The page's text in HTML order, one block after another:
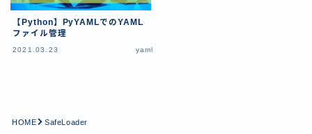
GUI
画像処理
生成AI
tips Pythonのtipsに関する記事用のカテゴリー
【Python】PyYAMLでのYAML
ファイル管理
2021.03.23 yaml
HOME SafeLoader